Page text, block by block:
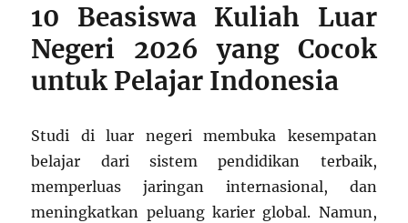
10 Beasiswa Kuliah Luar
Negeri 2026 yang Cocok
untuk Pelajar Indonesia
Studi di luar negeri membuka kesempatan
belajar dari sistem pendidikan terbaik,
memperluas jaringan internasional, dan
meningkatkan peluang karier global. Namun,